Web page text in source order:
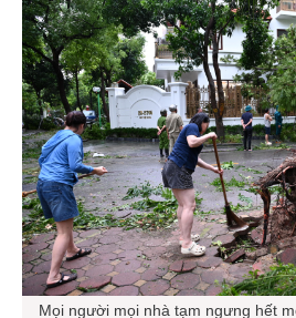
Mọi người mọi nhà tạm ngưng hết